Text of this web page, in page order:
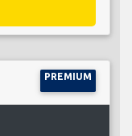
PREMIUM